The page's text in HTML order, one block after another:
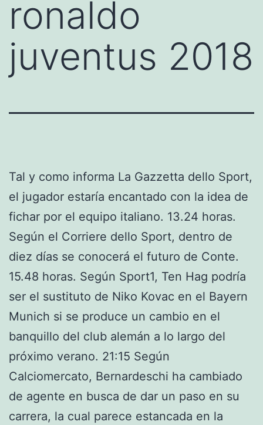
ronaldo
juventus 2018
Tal y como informa La Gazzetta dello Sport,
el jugador estaría encantado con la idea de
fichar por el equipo italiano. 13.24 horas.
Según el Corriere dello Sport, dentro de
diez días se conocerá el futuro de Conte.
15.48 horas. Según Sport1, Ten Hag podría
ser el sustituto de Niko Kovac en el Bayern
Munich si se produce un cambio en el
banquillo del club alemán a lo largo del
próximo verano. 21:15 Según
Calciomercato, Bernardeschi ha cambiado
de agente en busca de dar un paso en su
carrera, la cual parece estancada en la